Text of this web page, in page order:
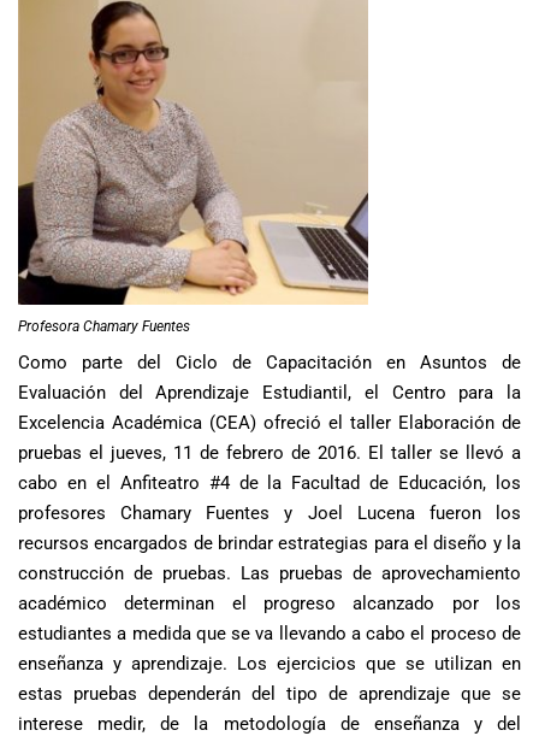
Profesora Chamary Fuentes
Como parte del Ciclo de Capacitación en Asuntos de
Evaluación del Aprendizaje Estudiantil, el Centro para la
Excelencia Académica (CEA) ofreció el taller Elaboración de
pruebas el jueves, 11 de febrero de 2016. El taller se llevó a
cabo en el Anfiteatro #4 de la Facultad de Educación, los
profesores Chamary Fuentes y Joel Lucena fueron los
recursos encargados de brindar estrategias para el diseño y la
construcción de pruebas. Las pruebas de aprovechamiento
académico determinan el progreso alcanzado por los
estudiantes a medida que se va llevando a cabo el proceso de
enseñanza y aprendizaje. Los ejercicios que se utilizan en
estas pruebas dependerán del tipo de aprendizaje que se
interese medir, de la metodología de enseñanza y del